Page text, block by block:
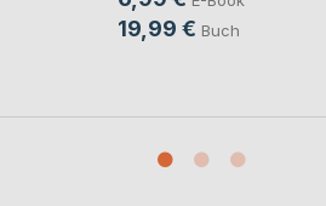
19,99 € Buch